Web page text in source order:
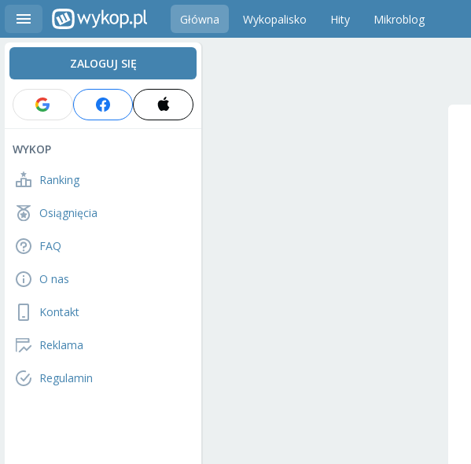
Główna Wykopalisko Hity Mikroblog
ZALOGUJ SIĘ
WYKOP
Ranking
Osiągnięcia
FAQ
O nas
Kontakt
Reklama
Regulamin